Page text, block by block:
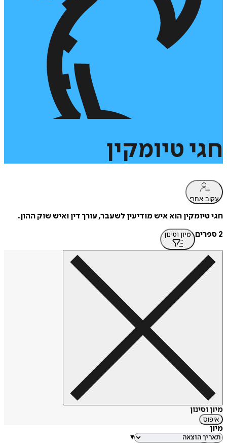
חגי טיומקין
עקוב אחרי
חגי טיומקין הוא איש מודיעין לשעבר, עורך דין ואיש שוק ההון.
2 ספרים
מיון וסינון
מיון וסינון
איפוס
מיון
▾